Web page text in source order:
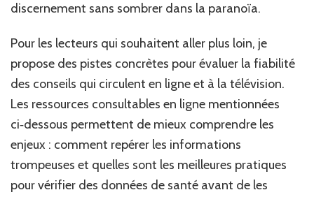
discernement sans sombrer dans la paranoïa.
Pour les lecteurs qui souhaitent aller plus loin, je
propose des pistes concrètes pour évaluer la fiabilité
des conseils qui circulent en ligne et à la télévision.
Les ressources consultables en ligne mentionnées
ci‑dessous permettent de mieux comprendre les
enjeux : comment repérer les informations
trompeuses et quelles sont les meilleures pratiques
pour vérifier des données de santé avant de les